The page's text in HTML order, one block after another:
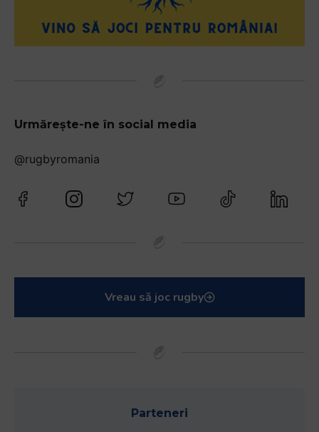
Urmărește-ne în social media
@rugbyromania
Vreau să joc rugby
Parteneri